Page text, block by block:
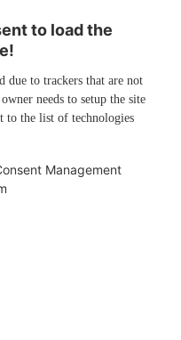
to load the
due to trackers that are not
needs to setup the site
to the list of technologies
Management